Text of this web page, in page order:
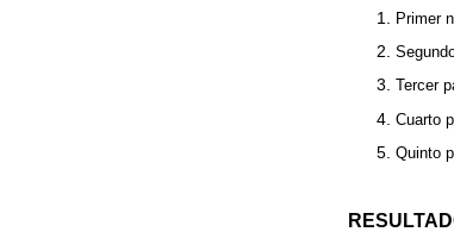
Primer
Tercer
Cuarto
Quinto